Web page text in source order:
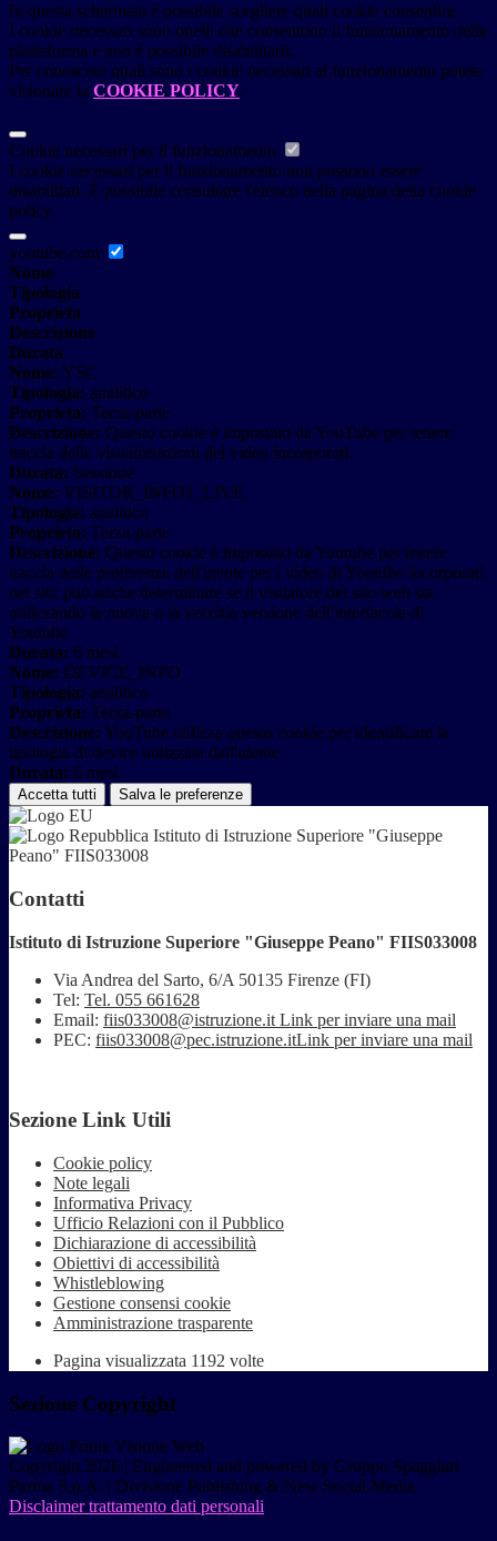
In questa schermata è possibile scegliere quali cookie consentire.
I cookie necessari sono quelli che consentono il funzionamento della
piattaforma e non è possibile disabilitarli.
Per conoscere quali sono i cookie necessari al funzionamento potete
visionare la COOKIE POLICY.
Cookie necessari per il funzionamento
I cookie necessari per il funzionamento non possono essere
disabilitati. È possibile consultare l'elenco nella pagina della cookie
policy.
youtube.com
Nome
Tipologia
Proprieta
Descrizione
Durata
Nome: YSC
Tipologia: analitico
Proprieta: Terza-parte
Descrizione: Questo cookie è impostato da YouTube per tenere
traccia delle visualizzazioni dei video incorporati.
Durata: Sessione
Nome: VISITOR_INFO1_LIVE
Tipologia: analitico
Proprieta: Terza-parte
Descrizione: Questo cookie è impostato da Youtube per tenere
traccia delle preferenze dell'utente per i video di Youtube incorporati
nei siti; può anche determinare se il visitatore del sito web sta
utilizzando la nuova o la vecchia versione dell'interfaccia di
Youtube.
Durata: 6 mesi
Nome: DEVICE_INFO
Tipologia: analitico
Proprieta: Terza-parte
Descrizione: YouTube utilizza questo cookie per identificare la
tipologia di device utilizzata dall'utente
Durata: 6 mesi
Accetta tutti Salva le preferenze
Istituto di Istruzione Superiore "Giuseppe
Peano" FIIS033008
Contatti
Istituto di Istruzione Superiore "Giuseppe Peano" FIIS033008
Via Andrea del Sarto, 6/A 50135 Firenze (FI)
Tel: Tel. 055 661628
Email: fiis033008@istruzione.it Link per inviare una mail
PEC: fiis033008@pec.istruzione.itLink per inviare una mail
Sezione Link Utili
Cookie policy
Note legali
Informativa Privacy
Ufficio Relazioni con il Pubblico
Dichiarazione di accessibilità
Obiettivi di accessibilità
Whistleblowing
Gestione consensi cookie
Amministrazione trasparente
Pagina visualizzata 1192 volte
Sezione Copyright
Copyright 2026 | Engineered and powered by Gruppo Spaggiari
Parma S.p.A. | Divisione Publishing & New Social Media
Disclaimer trattamento dati personali